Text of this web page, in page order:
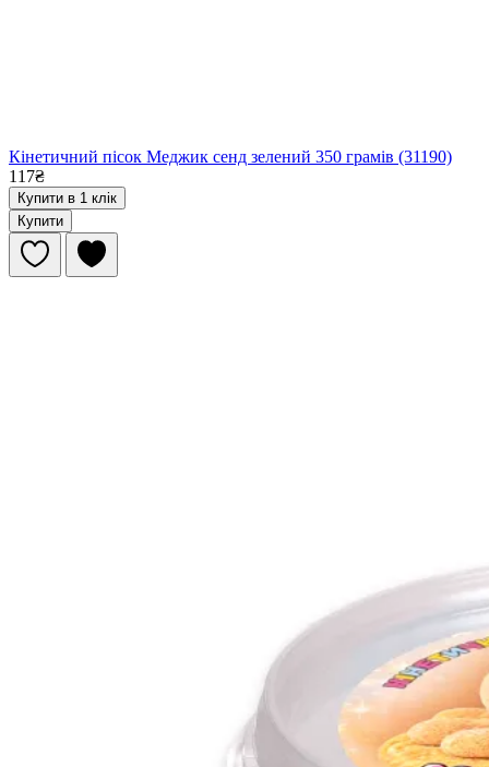
Кінетичний пісок Меджик сенд зелений 350 грамів (31190)
117₴
Купити в 1 клік
Купити